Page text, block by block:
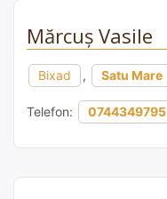
Mărcuș Vasile
Bixad , Satu Mare
Telefon: 0744349795